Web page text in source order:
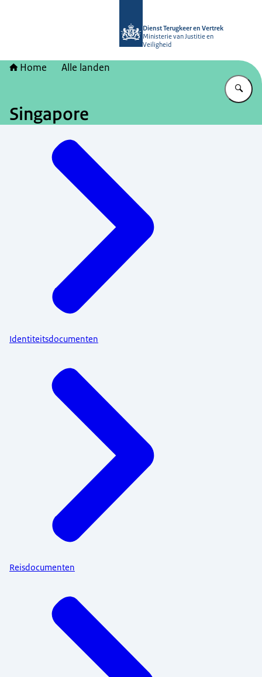
Dienst Terugkeer en Vertrek
Ministerie van Justitie en
Veiligheid
Home Alle landen
Singapore
Identiteitsdocumenten
Reisdocumenten